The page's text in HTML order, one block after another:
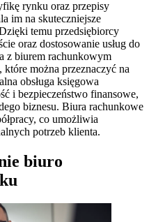
rynku oraz przepisy
im na skuteczniejsze
temu przedsiębiorcy
oraz dostosowanie usług do
z biurem rachunkowym
które można przeznaczyć na
obsługa księgowa
i bezpieczeństwo finansowe,
biznesu. Biura rachunkowe
co umożliwia
potrzeb klienta.
biuro